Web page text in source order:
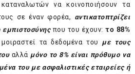
να κοινοποιήσουν τα
σε έναν φορέα, αντικατοπτρίζει
εμπιστοσύνηςπου του έχουν: το 88%
τα δεδομένα του με τους
αλλά μόνο το 8% είναι πρόθυμο να
του με ασφαλιστικές εταιρείες ή